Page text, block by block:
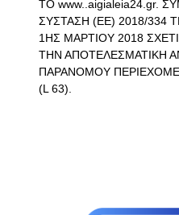
ΤΟ www..aigialeia24.gr.
ΣΥΣΤΑΣΗ (ΕΕ) 2018/334
1ΗΣ ΜΑΡΤΙΟΥ 2018
ΤΗΝ ΑΠΟΤΕΛΕΣΜΑΤΙΚΗ
ΠΑΡΑΝΟΜΟΥ
(L 63).